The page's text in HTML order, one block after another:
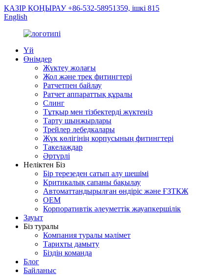
ҚАЗІР ҚОҢЫРАУ +86-532-58951359, ішкі 815
English
Үй
Өнімдер
Жүктеу жолағы
Жол және трек фитингтері
Ратчетпен байлау
Ратчет аппараттық құралы
Слинг
Тұтқыр мен тізбектерді жүктеңіз
Тарту шынжырлары
Трейлер лебедкалары
Жүк көлігінің корпусының фитингтері
Такелаждар
Әртүрлі
Неліктен Біз
Бір терезеден сатып алу шешімі
Критикалық сапаны бақылау
Автоматтандырылған өндіріс және ҒЗТКЖ
OEM
Корпоративтік әлеуметтік жауапкершілік
Зауыт
Біз туралы
Компания туралы мәлімет
Тарихты дамыту
Біздің команда
Блог
Байланыс